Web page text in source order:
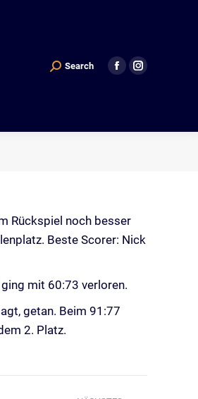
Search:
Search
Facebook
in
Instagram
in
Rückspiel noch besser
Beste Scorer: Nick
mit 60:73 verloren.
getan. Beim 91:77
2. Platz.
Facebook
page
new
Instagram
page
new